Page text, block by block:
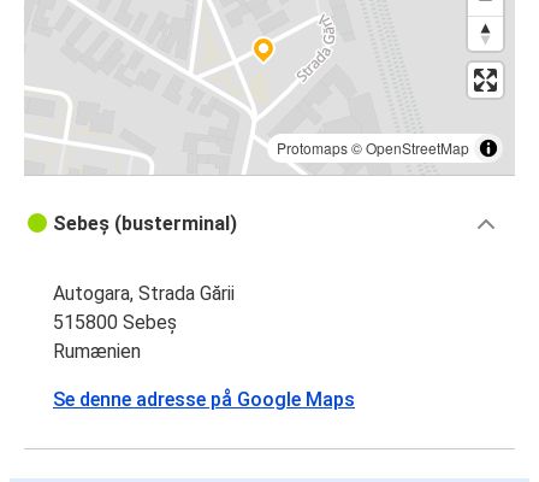
Protomaps©OpenStreetMap
Sebeș (busterminal)
Autogara, Strada Gării
515800 Sebeș
Rumænien
Se denne adresse på Google Maps